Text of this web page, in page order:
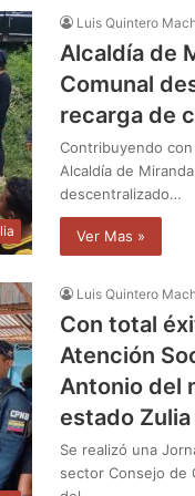
Luis Quintero
Alcaldía de
Comunal
recarga de
Contribuyendo
Alcaldía de
descentralizado…
Ver Mas »
Luis Quintero
Con total
Atención
Antonio del
estado Zulia
Se realizó una
sector Consejo de